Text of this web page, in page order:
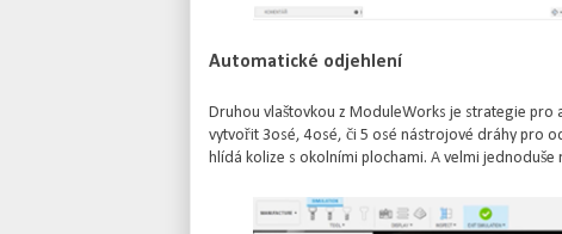
Automatické odjehlení
Druhou vlaštovkou z ModuleWorks je strategie pro
vytvořit 3osé, 4osé, či 5 osé nástrojové dráhy pro
hlídá kolize s okolními plochami. A velmi